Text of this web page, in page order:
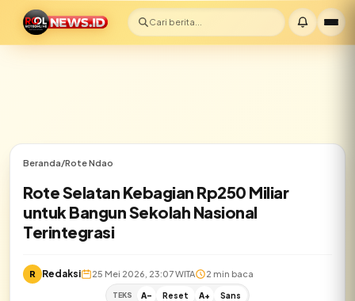
Cari berita...
Beranda/Rote Ndao
Rote Selatan Kebagian Rp250 Miliar
untuk Bangun Sekolah Nasional
Terintegrasi
R Redaksi 25 Mei 2026, 23:07 WITA 2 min baca
TEKS A- Reset A+ Sans